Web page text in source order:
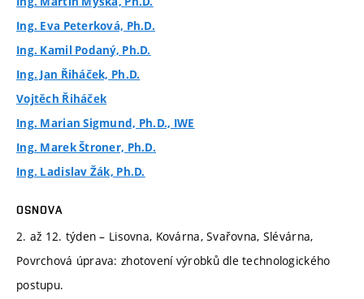
Ing. Eva Peterková, Ph.D.
Ing. Kamil Podaný, Ph.D.
Ing. Jan Řiháček, Ph.D.
Vojtěch Řiháček
Ing. Marian Sigmund, Ph.D., IWE
Ing. Marek Štroner, Ph.D.
Ing. Ladislav Žák, Ph.D.
OSNOVA
2. až 12. týden – Lisovna, Kovárna, Svařovna, Slévárna,
Povrchová úprava: zhotovení výrobků dle technologického
postupu.